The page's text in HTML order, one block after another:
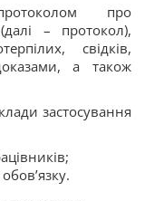
про
– протокол),
свідків,
а також
застосування